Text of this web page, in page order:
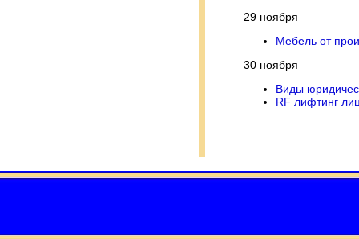
29 ноября
Мебель от
30 ноября
Виды
RF лифтинг